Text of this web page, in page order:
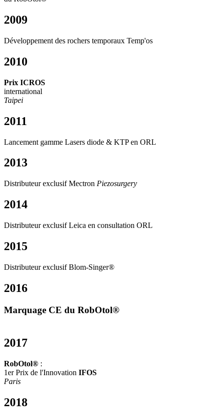
2009
Développement des rochers temporaux Temp'os
2010
Prix ICROS
international
Taipei
2011
Lancement gamme Lasers diode & KTP en ORL
2013
Distributeur exclusif Mectron Piezosurgery
2014
Distributeur exclusif Leica en consultation ORL
2015
Distributeur exclusif Blom-Singer®
2016
Marquage CE du RobOtol®
2017
RobOtol® :
1er Prix de l'Innovation IFOS
Paris
2018